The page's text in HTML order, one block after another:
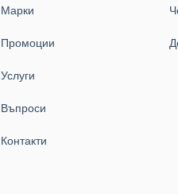
Марки
Промоции
Услуги
Въпроси
Контакти